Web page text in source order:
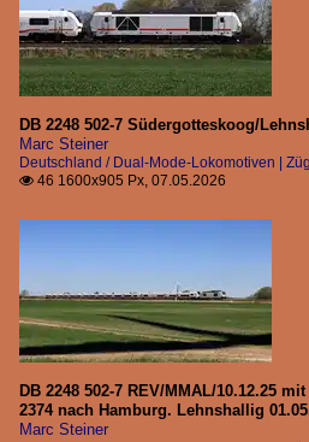
DB 2248 502-7 Südergotteskoog/
Marc Steiner
Deutschland / Dual-Mode-Lokomotiven |
 46 1600x905 Px, 07.05.2026
DB 2248 502-7 REV/MMAL/10.12.25
2374 nach Hamburg. Lehnshallig
Marc Steiner